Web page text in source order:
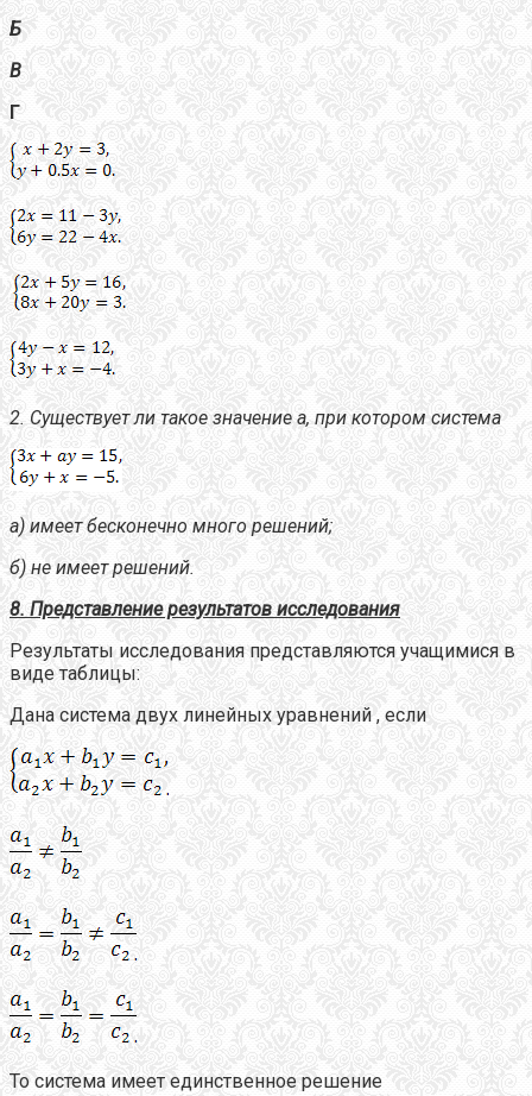
Б
В
Г
2. Существует ли такое значение a, при котором система
а) имеет бесконечно много решений;
б) не имеет решений.
8. Представление результатов исследования
Результаты исследования представляются учащимися в
виде таблицы:
Дана система двух линейных уравнений , если
То система имеет единственное решение